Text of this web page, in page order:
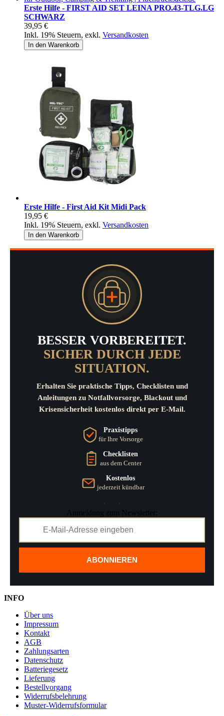
Erste Hilfe - FIRST AID SET LEINA PRO.43-TLG.LG
SCHWARZ
39,95 €
Inkl. 19% Steuern, exkl. Versandkosten
In den Warenkorb
Erste Hilfe - First Aid Kit Midi Pack
19,95 €
Inkl. 19% Steuern, exkl. Versandkosten
In den Warenkorb
BESSER VORBEREITET.
SICHER DURCH JEDE
SITUATION.
Erhalten Sie praktische Tipps, Checklisten und
Anleitungen zu Notfallvorsorge, Blackout und
Krisensicherheit kostenlos direkt per E-Mail.
Praxistipps
für Ihre Vorsorge
Checklisten
aus dem Center
Kostenlos
jederzeit kündbar
Anmeldung zum Newsletter:
ABONNIEREN
INFO
Über uns
Impressum
Kontakt
AGB
Zahlungsarten
Datenschutz
Batteriegesetz
Lieferung
Bestellvorgang
Widerrufsbelehrung
Muster-Widerrufsformular